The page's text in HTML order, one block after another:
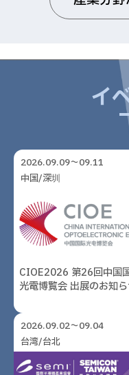
イ
2026.09.09～09.11
中国/深圳
CIOE2026 第26回中国
光電博覧会 出展のお知
2026.09.02～09.04
台湾/台北